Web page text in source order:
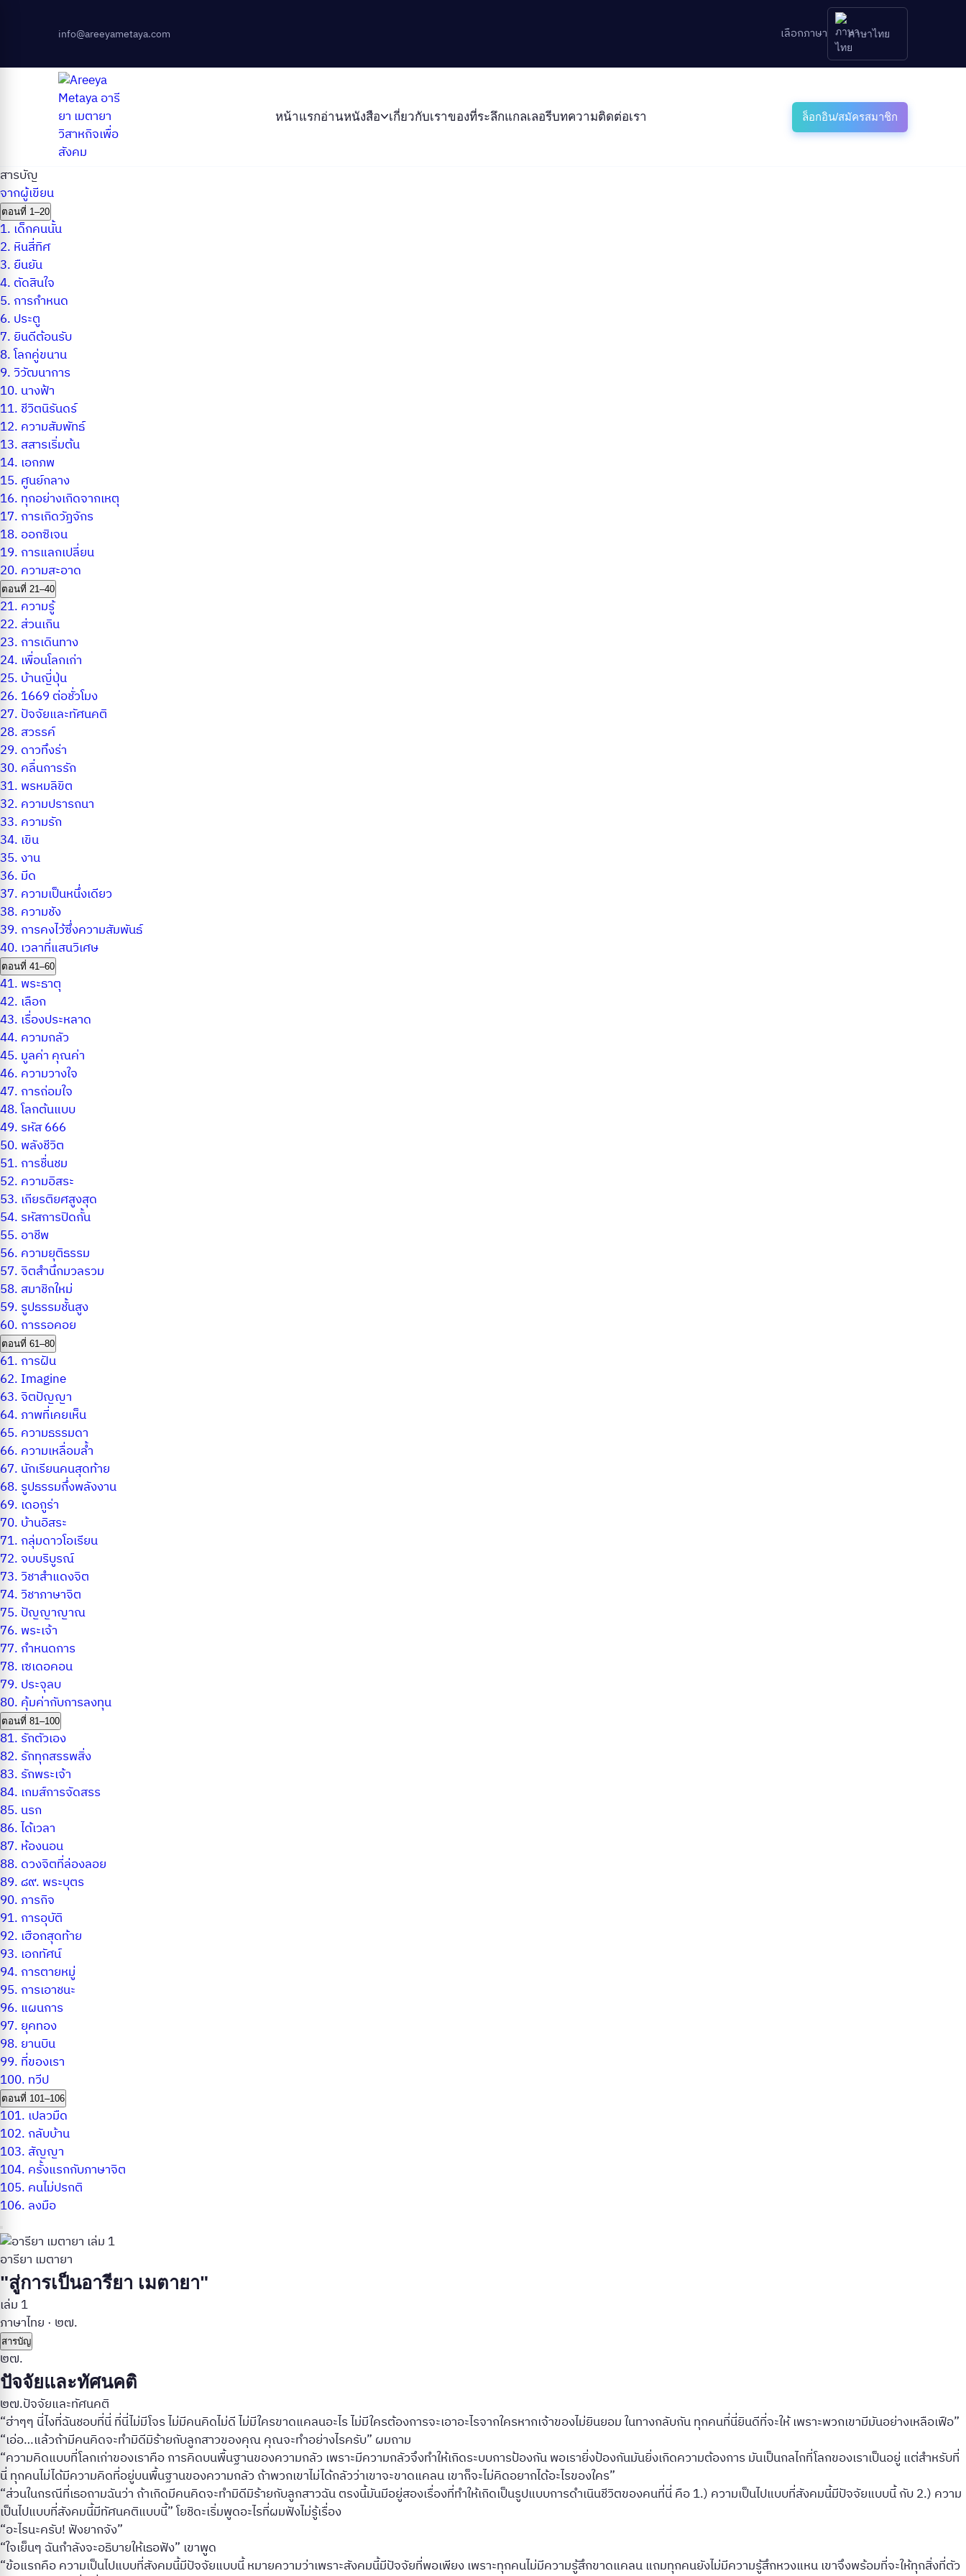
info@areeyametaya.com เลือกภาษา ภาษาไทย
หน้าแรกอ่านหนังสือ เกี่ยวกับเราของที่ระลึกแกลเลอรีบทความติดต่อเรา ล็อกอิน/สมัครสมาชิก
สารบัญ
จากผู้เขียน
ตอนที่ 1–20
1. เด็กคนนั้น
2. หินสี่ทิศ
3. ยืนยัน
4. ตัดสินใจ
5. การกำหนด
6. ประตู
7. ยินดีต้อนรับ
8.โลกคู่ขนาน
9.วิวัฒนาการ
10. นางฟ้า
11. ชีวิตนิรันดร์
12. ความสัมพัทธ์
13. สสารเริ่มต้น
14. เอกภพ
15. ศูนย์กลาง
16. ทุกอย่างเกิดจากเหตุ
17. การเกิดวัฏจักร
18. ออกซิเจน
19. การแลกเปลี่ยน
20. ความสะอาด
ตอนที่ 21–40
21. ความรู้
22. ส่วนเกิน
23. การเดินทาง
24. เพื่อนโลกเก่า
25. บ้านญี่ปุ่น
26. 1669 ต่อชั่วโมง
27. ปัจจัยและทัศนคติ
28. สวรรค์
29. ดาวทึงร่า
30. คลื่นการรัก
31. พรหมลิขิต
32. ความปรารถนา
33. ความรัก
34. เขิน
35.งาน
36. มีด
37. ความเป็นหนึ่งเดียว
38. ความชัง
39. การคงไว้ซึ่งความสัมพันธ์
40. เวลาที่แสนวิเศษ
ตอนที่ 41–60
41. พระธาตุ
42. เลือก
43. เรื่องประหลาด
44. ความกลัว
45. มูลค่า คุณค่า
46. ความวางใจ
47. การถ่อมใจ
48.โลกต้นแบบ
49. รหัส 666
50. พลังชีวิต
51. การชื่นชม
52. ความอิสระ
53. เกียรติยศสูงสุด
54. รหัสการปิดกั้น
55. อาชีพ
56. ความยุติธรรม
57.จิตสำนึกมวลรวม
58. สมาชิกใหม่
59. รูปธรรมชั้นสูง
60. การรอคอย
ตอนที่ 61–80
61. การฝัน
62. Imagine
63.จิตปัญญา
64. ภาพที่เคยเห็น
65. ความธรรมดา
66. ความเหลื่อมล้ำ
67. นักเรียนคนสุดท้าย
68. รูปธรรมกึ่งพลังงาน
69. เดอกูร่า
70. บ้านอิสระ
71. กลุ่มดาวโอเรียน
72.จบบริบูรณ์
73.วิชาสำแดงจิต
74.วิชาภาษาจิต
75. ปัญญาญาณ
76. พระเจ้า
77. กำหนดการ
78. เซเดอคอน
79. ประจุลบ
80. คุ้มค่ากับการลงทุน
ตอนที่ 81–100
81. รักตัวเอง
82. รักทุกสรรพสิ่ง
83. รักพระเจ้า
84. เกมส์การจัดสรร
85. นรก
86.ได้เวลา
87. ห้องนอน
88. ดวงจิตที่ล่องลอย
89. ๘๙. พระบุตร
90. ภารกิจ
91. การอุบัติ
92. เฮือกสุดท้าย
93. เอกทัศน์
94. การตายหมู่
95. การเอาชนะ
96. แผนการ
97. ยุคทอง
98. ยานบิน
99. ที่ของเรา
100. ทวีป
ตอนที่ 101–106
101. เปลวมืด
102. กลับบ้าน
103. สัญญา
104. ครั้งแรกกับภาษาจิต
105. คนไม่ปรกติ
106. ลงมือ
อารียา เมตายา
"สู่การเป็นอารียา เมตายา"
เล่ม 1
ภาษาไทย · ๒๗.
สารบัญ
๒๗.
ปัจจัยและทัศนคติ
๒๗.ปัจจัยและทัศนคติ
“ฮ่าๆๆ นี่ไงที่ฉันชอบที่นี่ ที่นี่ไม่มีโจร ไม่มีคนคิดไม่ดี ไม่มีใครขาดแคลนอะไร ไม่มีใครต้องการจะเอาอะไรจากใครหากเจ้าของไม่ยินยอม ในทางกลับกัน ทุกคนที่นี่ยินดีที่จะให้ เพราะพวกเขามีมันอย่างเหลือเฟือ”
“เอ่อ…แล้วถ้ามีคนคิดจะทำมิดีมิร้ายกับลูกสาวของคุณ คุณจะทำอย่างไรครับ” ผมถาม
“ความคิดแบบที่โลกเก่าของเราคือ การคิดบนพื้นฐานของความกลัว เพราะมีความกลัวจึงทำให้เกิดระบบการป้องกัน พอเรายิ่งป้องกันมันยิ่งเกิดความต้องการ มันเป็นกลไกที่โลกของเราเป็นอยู่ แต่สำหรับที่
นี่ ทุกคนไม่ได้มีความคิดที่อยู่บนพื้นฐานของความกลัว ถ้าพวกเขาไม่ได้กลัวว่าเขาจะขาดแคลน เขาก็จะไม่คิดอยากได้อะไรของใคร”
“ส่วนในกรณีที่เธอถามฉันว่า ถ้าเกิดมีคนคิดจะทำมิดีมิร้ายกับลูกสาวฉัน ตรงนี้มันมีอยู่สองเรื่องที่ทำให้เกิดเป็นรูปแบบการดำเนินชีวิตของคนที่นี่ คือ 1.) ความเป็นไปแบบที่สังคมนี้มีปัจจัยแบบนี้ กับ 2.) ความ
เป็นไปแบบที่สังคมนี้มีทัศนคติแบบนี้” โยชิดะเริ่มพูดอะไรที่ผมฟังไม่รู้เรื่อง
“อะไรนะครับ! ฟังยากจัง”
“ใจเย็นๆ ฉันกำลังจะอธิบายให้เธอฟัง” เขาพูด
“ข้อแรกคือ ความเป็นไปแบบที่สังคมนี้มีปัจจัยแบบนี้ หมายความว่าเพราะสังคมนี้มีปัจจัยที่พอเพียง เพราะทุกคนไม่มีความรู้สึกขาดแคลน แถมทุกคนยังไม่มีความรู้สึกหวงแหน เขาจึงพร้อมที่จะให้ทุกสิ่งที่ตัว